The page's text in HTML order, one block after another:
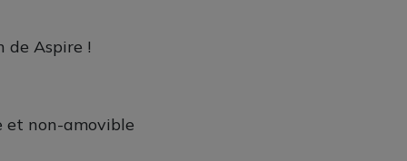
de Aspire !
et non-amovible